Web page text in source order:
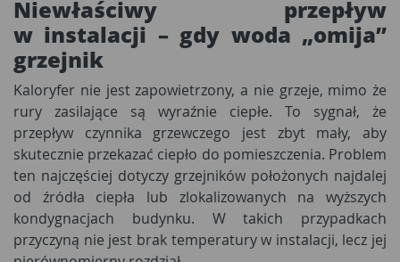
Niewłaściwy przepływ
w instalacji – gdy woda „omija”
grzejnik
Kaloryfer nie jest zapowietrzony, a nie grzeje, mimo że
rury zasilające są wyraźnie ciepłe. To sygnał, że
przepływ czynnika grzewczego jest zbyt mały, aby
skutecznie przekazać ciepło do pomieszczenia. Problem
ten najczęściej dotyczy grzejników położonych najdalej
od źródła ciepła lub zlokalizowanych na wyższych
kondygnacjach budynku. W takich przypadkach
przyczyną nie jest brak temperatury w instalacji, lecz jej